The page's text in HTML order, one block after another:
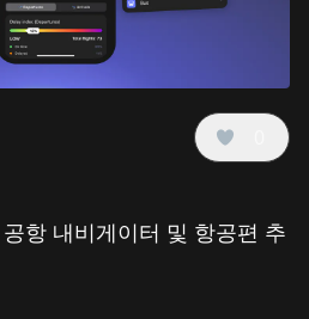
항 내비게이터 및 항공편 추